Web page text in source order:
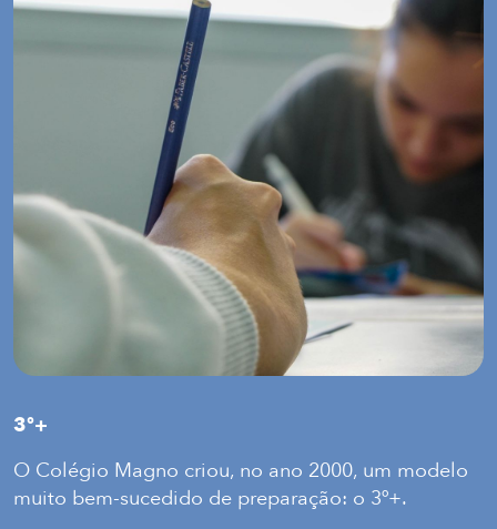
3º+
O Colégio Magno criou, no ano 2000, um modelo
muito bem-sucedido de preparação: o 3º+.